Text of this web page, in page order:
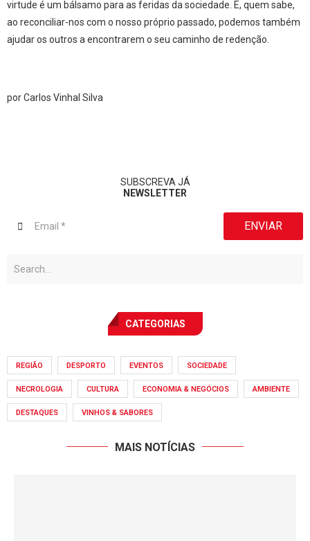
virtude é um bálsamo para as feridas da sociedade. E, quem sabe,
ao reconciliar-nos com o nosso próprio passado, podemos também
ajudar os outros a encontrarem o seu caminho de redenção.
por Carlos Vinhal Silva
SUBSCREVA JÁ
NEWSLETTER
ENVIAR
CATEGORIAS
REGIÃO DESPORTO EVENTOS SOCIEDADE
NECROLOGIA CULTURA ECONOMIA & NEGÓCIOS AMBIENTE
DESTAQUES VINHOS & SABORES
MAIS NOTÍCIAS